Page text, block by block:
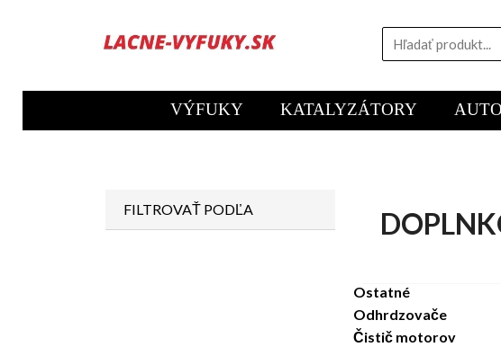
VÝFUKY KATALYZÁTORY
FILTROVAŤ PODĽA
Ostatné
Odhrdzovače
Čistič motorov